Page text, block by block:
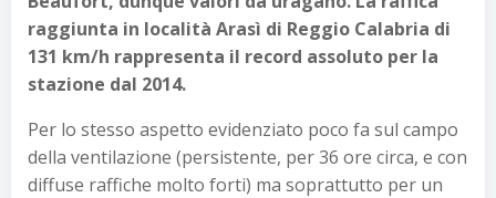
raggiunta in località Arasì di Reggio Calabria di
131 km/h rappresenta il record assoluto per la
stazione dal 2014.
Per lo stesso aspetto evidenziato poco fa sul campo
della ventilazione (persistente, per 36 ore circa, e con
diffuse raffiche molto forti) ma soprattutto per un